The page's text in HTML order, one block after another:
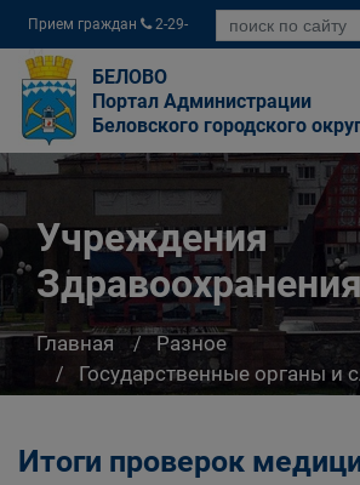
Прием граждан
2-29-
04
БЕЛОВО
Портал Администрации
Беловского городского
Учреждения
Главная
Разное
Государственные органы и
информируют
Итоги проверок